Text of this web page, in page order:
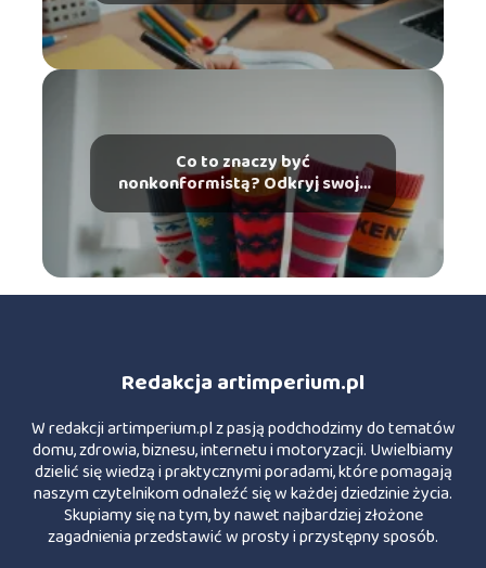
Co to znaczy być
nonkonformistą? Odkryj swoją
indywidualność!
Redakcja artimperium.pl
W redakcji artimperium.pl z pasją podchodzimy do tematów
domu, zdrowia, biznesu, internetu i motoryzacji. Uwielbiamy
dzielić się wiedzą i praktycznymi poradami, które pomagają
naszym czytelnikom odnaleźć się w każdej dziedzinie życia.
Skupiamy się na tym, by nawet najbardziej złożone
zagadnienia przedstawić w prosty i przystępny sposób.